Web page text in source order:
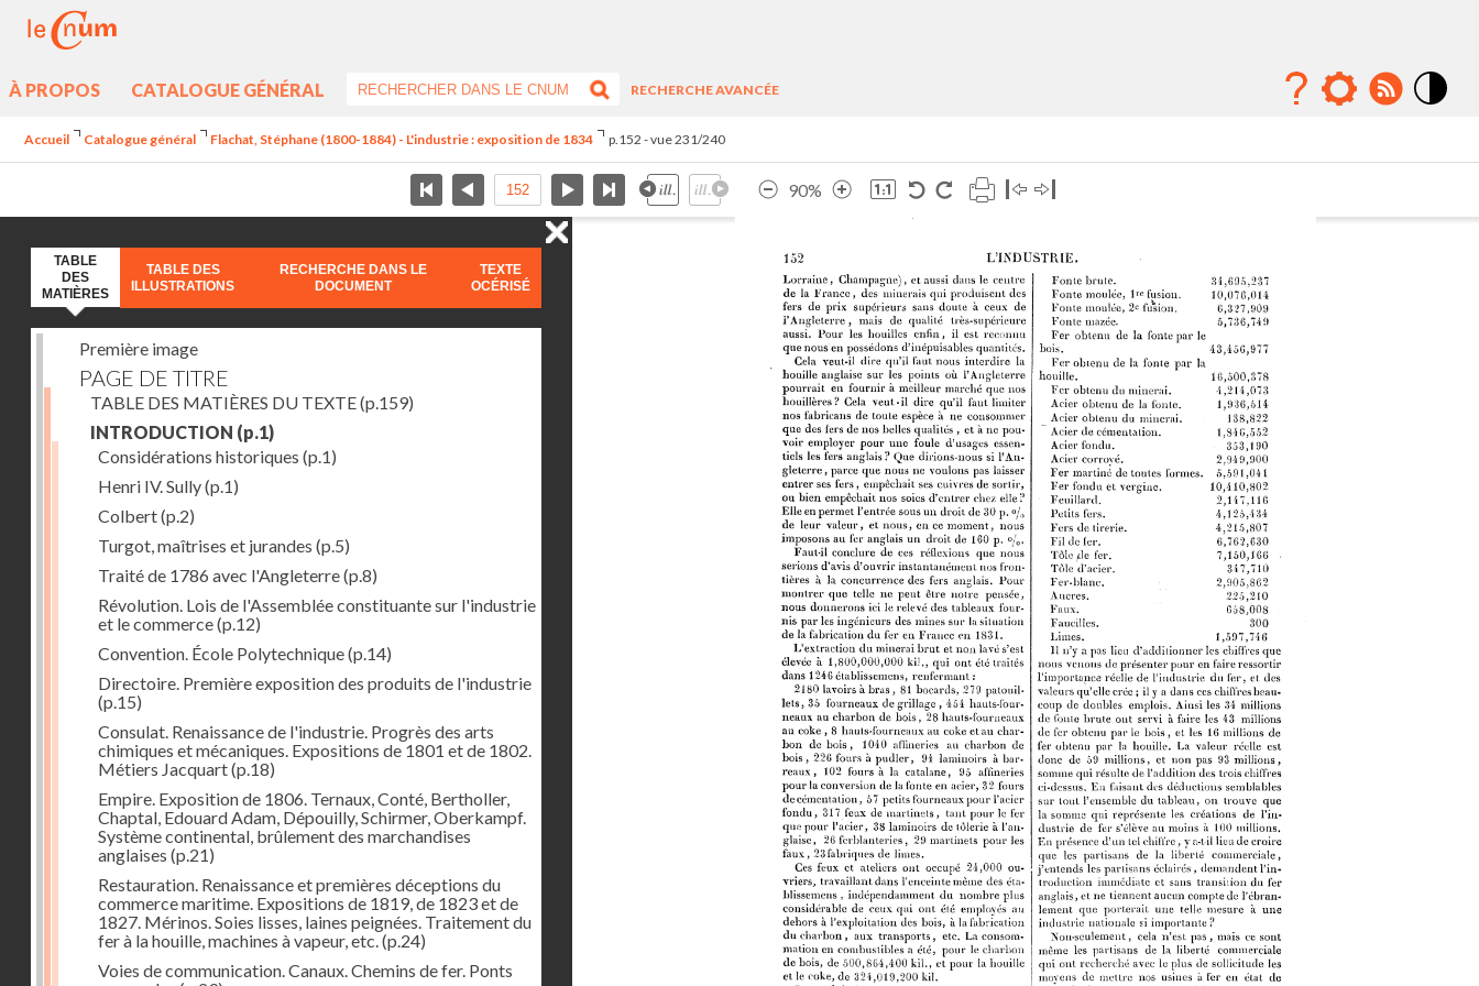
À PROPOS CATALOGUE GÉNÉRAL
RECHERCHE AVANCÉE
Accueil Catalogue général Flachat, Stéphane (1800-1884) - L'industrie : exposition de 1834 p.152 - vue 231/240
90%
TABLE
DES
MATIÈRES
TABLE DES
ILLUSTRATIONS
RECHERCHE DANS LE
DOCUMENT
TEXTE
OCÉRISÉ
Première image
PAGE DE TITRE
TABLE DES MATIÈRES DU TEXTE(p.159)
INTRODUCTION (p.1)
Considérations historiques (p.1)
Henri IV. Sully(p.1)
Colbert(p.2)
Turgot, maîtrises et jurandes (p.5)
Traité de 1786 avec l'Angleterre(p.8)
Révolution. Lois de l'Assemblée constituante sur l'industrie
et le commerce(p.12)
Convention. École Polytechnique(p.14)
Directoire. Première exposition des produits de l'industrie
(p.15)
Consulat. Renaissance de l'industrie. Progrès des arts
chimiques et mécaniques. Expositions de 1801 et de 1802.
Métiers Jacquart(p.18)
Empire. Exposition de 1806. Ternaux, Conté, Bertholler,
Chaptal, Edouard Adam, Dépouilly, Schirmer, Oberkampf.
Système continental, brûlement des marchandises
anglaises (p.21)
Restauration. Renaissance et premières déceptions du
commerce maritime. Expositions de 1819, de 1823 et de
1827. Mérinos. Soies lisses, laines peignées. Traitement du
fer à la houille, machines à vapeur, etc.(p.24)
Voies de communication. Canaux. Chemins de fer. Ponts